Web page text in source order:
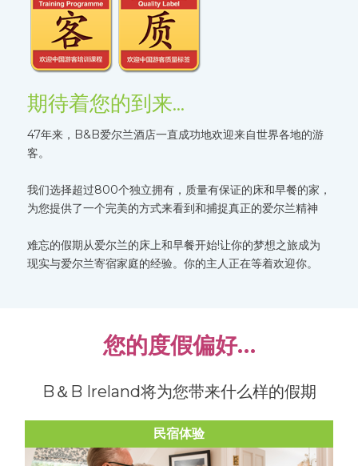
期待着您的到来...
47年来，B&B爱尔兰酒店一直成功地欢迎来自世界各地的游
客。
我们选择超过800个独立拥有，质量有保证的床和早餐的家，
为您提供了一个完美的方式来看到和捕捉真正的爱尔兰精神
难忘的假期从爱尔兰的床上和早餐开始!让你的梦想之旅成为
现实与爱尔兰寄宿家庭的经验。你的主人正在等着欢迎你。
您的度假偏好…
B＆B Ireland将为您带来什么样的假期
民宿体验